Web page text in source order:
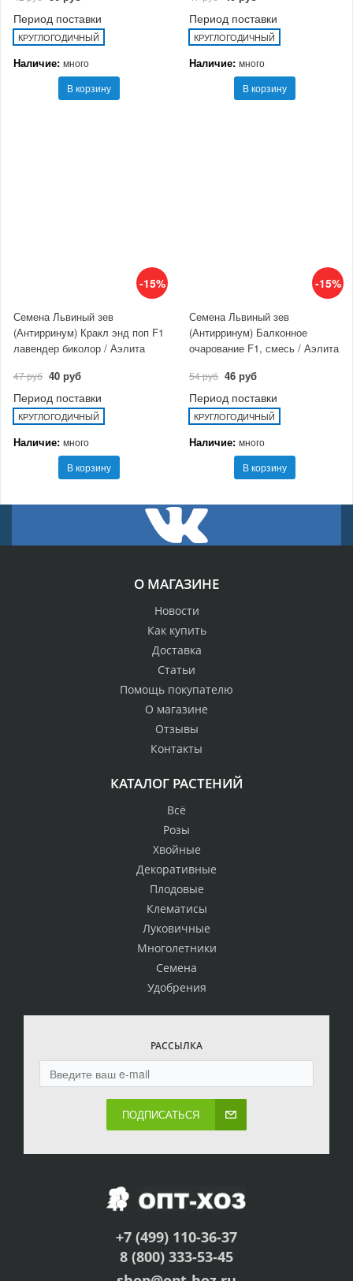
Период поставки
КРУГЛОГОДИЧНЫЙ
Наличие: много
В корзину
Период поставки
КРУГЛОГОДИЧНЫЙ
Наличие: много
В корзину
-15%
Семена Львиный зев
(Антирринум) Кракл энд поп F1
лавендер биколор / Аэлита
47 руб 40 руб
Период поставки
КРУГЛОГОДИЧНЫЙ
Наличие: много
В корзину
-15%
Семена Львиный зев
(Антирринум) Балконное
очарование F1, смесь / Аэлита
54 руб 46 руб
Период поставки
КРУГЛОГОДИЧНЫЙ
Наличие: много
В корзину
О МАГАЗИНЕ
Новости
Как купить
Доставка
Статьи
Помощь покупателю
О магазине
Отзывы
Контакты
КАТАЛОГ РАСТЕНИЙ
Всё
Розы
Хвойные
Декоративные
Плодовые
Клематисы
Луковичные
Многолетники
Семена
Удобрения
РАССЫЛКА
ПОДПИСАТЬСЯ
+7 (499) 110-36-37
8 (800) 333-53-45